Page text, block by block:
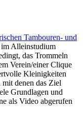
Tambouren- und
Alleinstudium
das Trommeln
Verein/einer Clique
Kleinigkeiten
denen das Ziel
Grundlagen und
als Video abgerufen